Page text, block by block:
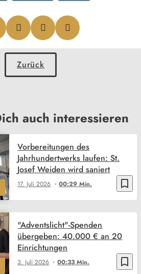
Zurück
auch interessieren
bookmark_border
17. Juli 2026 00:29 Min.
Vorbereitungen des
Jahrhundertwerks laufen: St.
Josef Weiden wird saniert
bookmark_border
3. Juli 2026 00:33 Min.
"Adventslicht"-Spenden
übergeben: 40.000 € an 20
Einrichtungen